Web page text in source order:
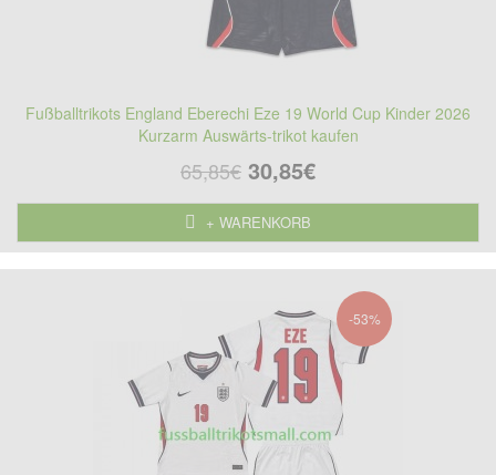
Fußballtrikots England Eberechi Eze 19 World Cup Kinder 2026
Kurzarm Auswärts-trikot kaufen
65,85€ 30,85€
+ WARENKORB
-53%